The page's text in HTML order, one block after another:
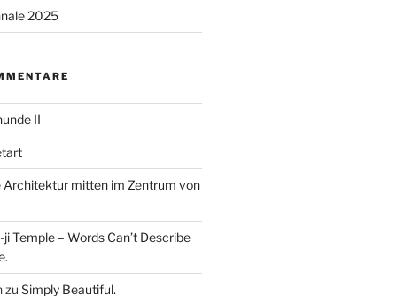
2025
II
Architektur mitten im Zentrum von
Temple – Words Can’t Describe
zu Simply Beautiful.